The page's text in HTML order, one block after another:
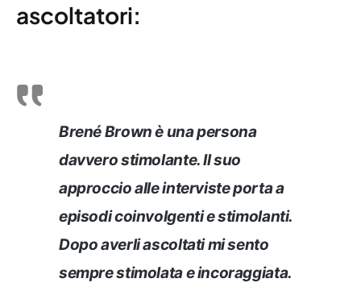
ascoltatori:
Brené Brown è una persona
davvero stimolante. Il suo
approccio alle interviste porta a
episodi coinvolgenti e stimolanti.
Dopo averli ascoltati mi sento
sempre stimolata e incoraggiata.